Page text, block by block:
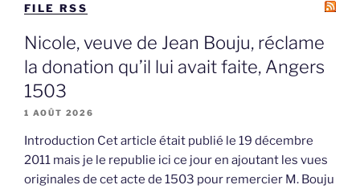
FILE RSS
Nicole, veuve de Jean Bouju, réclame
la donation qu’il lui avait faite, Angers
1503
1 AOÛT 2026
Introduction Cet article était publié le 19 décembre
2011 mais je le republie ici ce jour en ajoutant les vues
originales de cet acte de 1503 pour remercier M. Bouju